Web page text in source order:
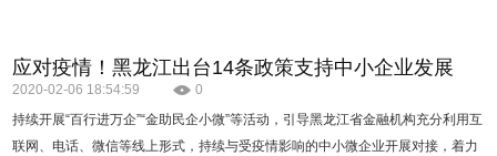
应对疫情！黑龙江出台14条政策支持中小企业发展
2020-02-06 18:54:59
0
持续开展“百行进万企”“金助民企小微”等活动，引导黑龙江省金融机构充分利用互
联网、电话、微信等线上形式，持续与受疫情影响的中小微企业开展对接，着力